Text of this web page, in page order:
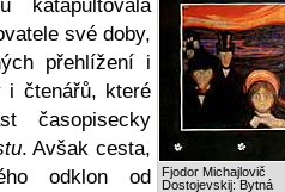
Fjodor Michajlovič
Dostojevskij: Bytná
katapultovala
své doby,
přehlížení i
i čtenářů, které
časopisecky
. Avšak cesta,
odklon od